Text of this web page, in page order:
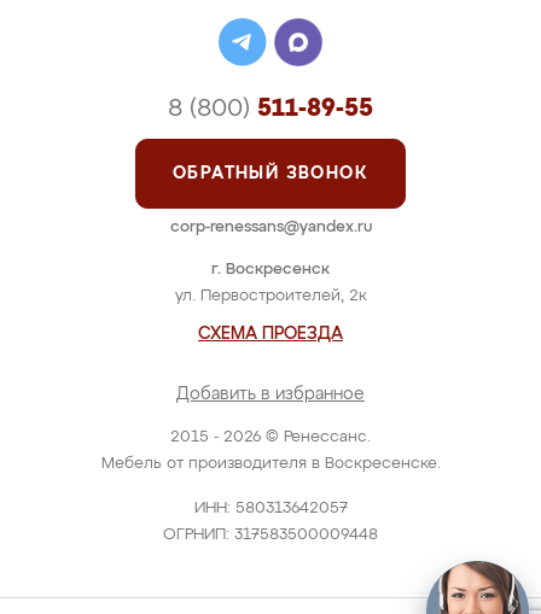
2015 - 2026 © Ренессанс.
Мебель от производителя в Воскресенске.
ИНН: 580313642057
ОГРНИП: 317583500009448
г. Воскресенск
ул. Первостроителей, 2к
СХЕМА ПРОЕЗДА
Добавить в избранное
8 (800) 511-89-55
ОБРАТНЫЙ ЗВОНОК
corp-renessans@yandex.ru